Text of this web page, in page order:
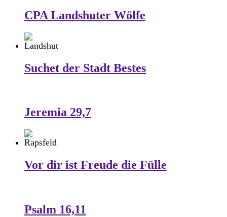
CPA Landshuter Wölfe
Suchet der Stadt Bestes
Jeremia 29,7
Vor dir ist Freude die Fülle
Psalm 16,11